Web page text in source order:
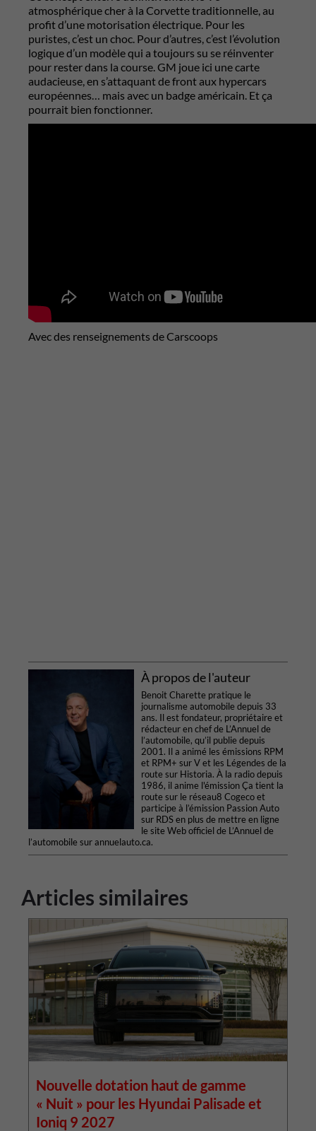
atmosphérique cher à la Corvette traditionnelle, au
profit d’une motorisation électrique. Pour les
puristes, c’est un choc. Pour d’autres, c’est l’évolution
logique d’un modèle qui a toujours su se réinventer
pour rester dans la course. GM joue ici une carte
audacieuse, en s’attaquant de front aux hypercars
européennes… mais avec un badge américain. Et ça
pourrait bien fonctionner.
Avec des renseignements de Carscoops
À propos de l'auteur
Benoit Charette pratique le
journalisme automobile depuis 33
ans. Il est fondateur, propriétaire et
rédacteur en chef de L’Annuel de
l’automobile, qu’il publie depuis
2001. Il a animé les émissions RPM
et RPM+ sur V et les Légendes de la
route sur Historia. À la radio depuis
1986, il anime l'émission Ça tient la
route sur le réseau8 Cogeco et
participe à l’émission Passion Auto
sur RDS en plus de mettre en ligne
le site Web officiel de L’Annuel de
l’automobile sur annuelauto.ca.
Articles similaires
Nouvelle dotation haut de gamme
« Nuit » pour les Hyundai Palisade et
Ioniq 9 2027